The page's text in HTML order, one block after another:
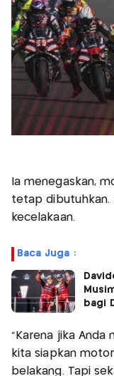
Ia menegaskan,
tetap dibutuhkan.
kecelakaan.
Baca Juga :
bagi
“Karena jika Anda
kita siapkan
belakang. Tapi